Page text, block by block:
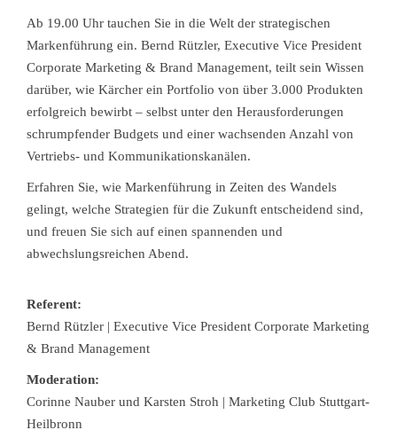
Ab 19.00 Uhr tauchen Sie in die Welt der strategischen
Markenführung ein. Bernd Rützler, Executive Vice President
Corporate Marketing & Brand Management, teilt sein Wissen
darüber, wie Kärcher ein Portfolio von über 3.000 Produkten
erfolgreich bewirbt – selbst unter den Herausforderungen
schrumpfender Budgets und einer wachsenden Anzahl von
Vertriebs- und Kommunikationskanälen.
Erfahren Sie, wie Markenführung in Zeiten des Wandels
gelingt, welche Strategien für die Zukunft entscheidend sind,
und freuen Sie sich auf einen spannenden und
abwechslungsreichen Abend.
Referent:
Bernd Rützler | Executive Vice President Corporate Marketing
& Brand Management
Moderation:
Corinne Nauber und Karsten Stroh | Marketing Club Stuttgart-
Heilbronn